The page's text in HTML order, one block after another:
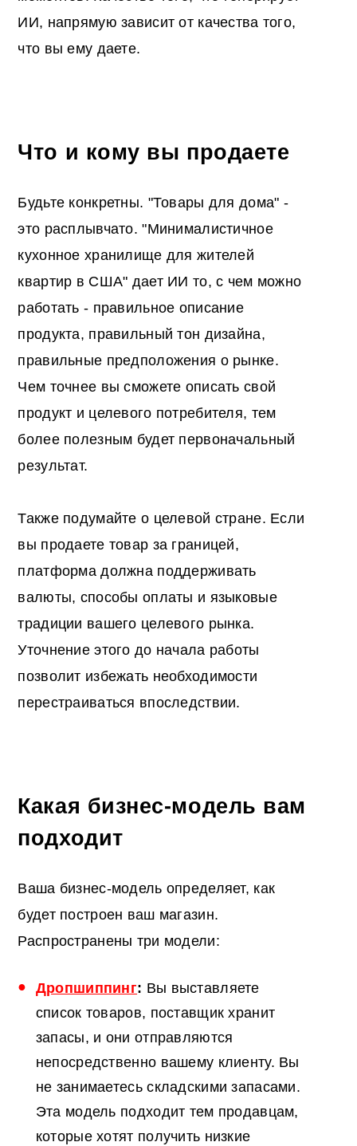
ИИ, напрямую зависит от качества того,
что вы ему даете.
Что и кому вы продаете
Будьте конкретны. "Товары для дома" -
это расплывчато. "Минималистичное
кухонное хранилище для жителей
квартир в США" дает ИИ то, с чем можно
работать - правильное описание
продукта, правильный тон дизайна,
правильные предположения о рынке.
Чем точнее вы сможете описать свой
продукт и целевого потребителя, тем
более полезным будет первоначальный
результат.
Также подумайте о целевой стране. Если
вы продаете товар за границей,
платформа должна поддерживать
валюты, способы оплаты и языковые
традиции вашего целевого рынка.
Уточнение этого до начала работы
позволит избежать необходимости
перестраиваться впоследствии.
Какая бизнес-модель вам
подходит
Ваша бизнес-модель определяет, как
будет построен ваш магазин.
Распространены три модели:
Дропшиппинг: Вы выставляете
список товаров, поставщик хранит
запасы, и они отправляются
непосредственно вашему клиенту. Вы
не занимаетесь складскими запасами.
Эта модель подходит тем продавцам,
которые хотят получить низкие